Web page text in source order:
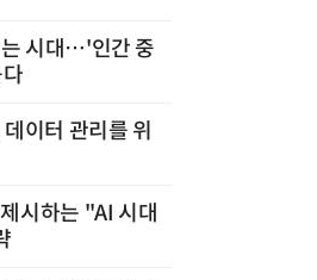
시대…'인간 중
이터 관리를 위
시하는 "AI 시대